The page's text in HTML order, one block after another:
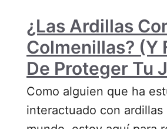
¿Las Ardillas
Colmenillas? (y
De Proteger Tu
Como alguien que ha
interactuado con